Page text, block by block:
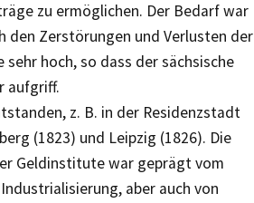
zu ermöglichen. Der Bedarf war
den Zerstörungen und Verlusten der
sehr hoch, so dass der sächsische
aufgriff.
z. B. in der Residenzstadt
(1823) und Leipzig (1826). Die
Geldinstitute war geprägt vom
aber auch von